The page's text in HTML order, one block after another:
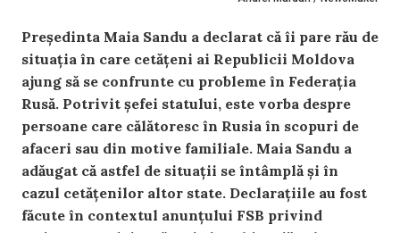
Președinta Maia Sandu a declarat că îi pare rău de
situația în care cetățeni ai Republicii Moldova
ajung să se confrunte cu probleme în Federația
Rusă. Potrivit șefei statului, este vorba despre
persoane care călătoresc în Rusia în scopuri de
afaceri sau din motive familiale. Maia Sandu a
adăugat că astfel de situații se întâmplă și în
cazul cetățenilor altor state. Declarațiile au fost
făcute în contextul anunțului FSB privind